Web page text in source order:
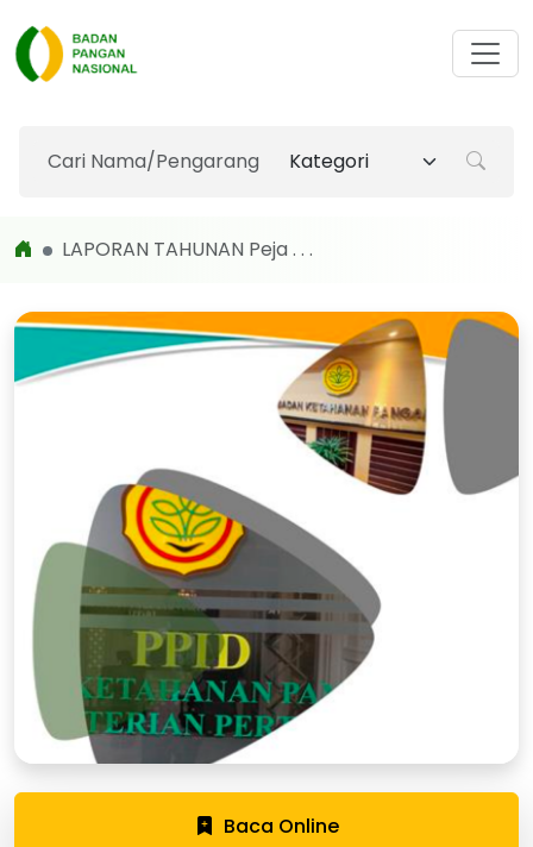
LAPORAN TAHUNAN Peja . . .
Baca Online